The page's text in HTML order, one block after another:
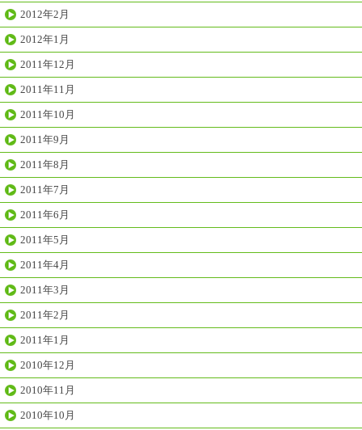
2012年2月
2012年1月
2011年12月
2011年11月
2011年10月
2011年9月
2011年8月
2011年7月
2011年6月
2011年5月
2011年4月
2011年3月
2011年2月
2011年1月
2010年12月
2010年11月
2010年10月